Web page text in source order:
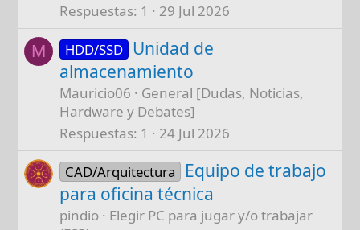
Respuestas 1 29 Jul 2026
M HDD/SSD Unidad de
almacenamiento
Mauricio06
General [Dudas, Noticias,
Hardware y Debates]
Respuestas 1 24 Jul 2026
CAD/Arquitectura
Equipo de trabajo
para oficina técnica
pindio
Elegir PC para jugar y/o trabajar